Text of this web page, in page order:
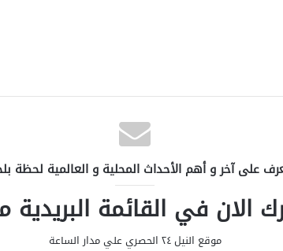
على آخر و أهم الأحداث المحلية و العالمية لحظة
الان في القائمة البريدية
موقع النيل ٢٤ الحصري علي مدار الساعة